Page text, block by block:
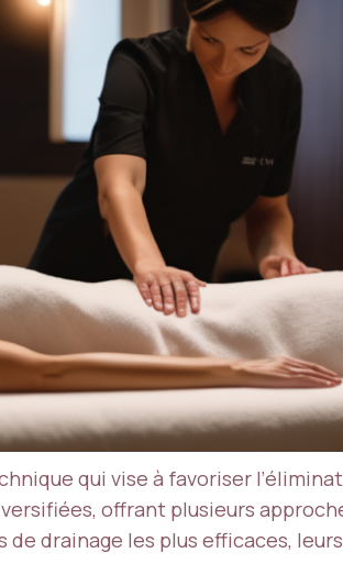
qui vise à favoriser
offrant plusieurs
drainage les plus efficaces,